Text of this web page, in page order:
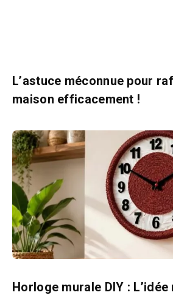
L’astuce méconnue pour
maison efficacement !
Horloge murale DIY :